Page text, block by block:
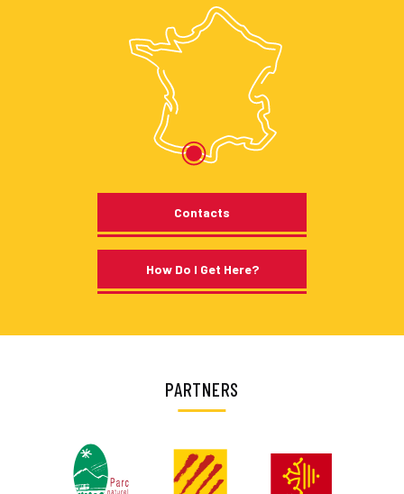
Contacts
How Do I Get Here?
PARTNERS